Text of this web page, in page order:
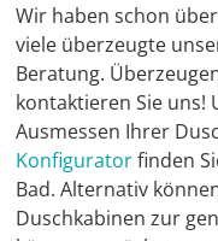
Wir haben schon
viele überzeugte
Beratung.
kontaktieren Sie uns!
Ausmessen Ihrer
Konfiguratorfinden
Bad. Alternativ
Duschkabinen zur